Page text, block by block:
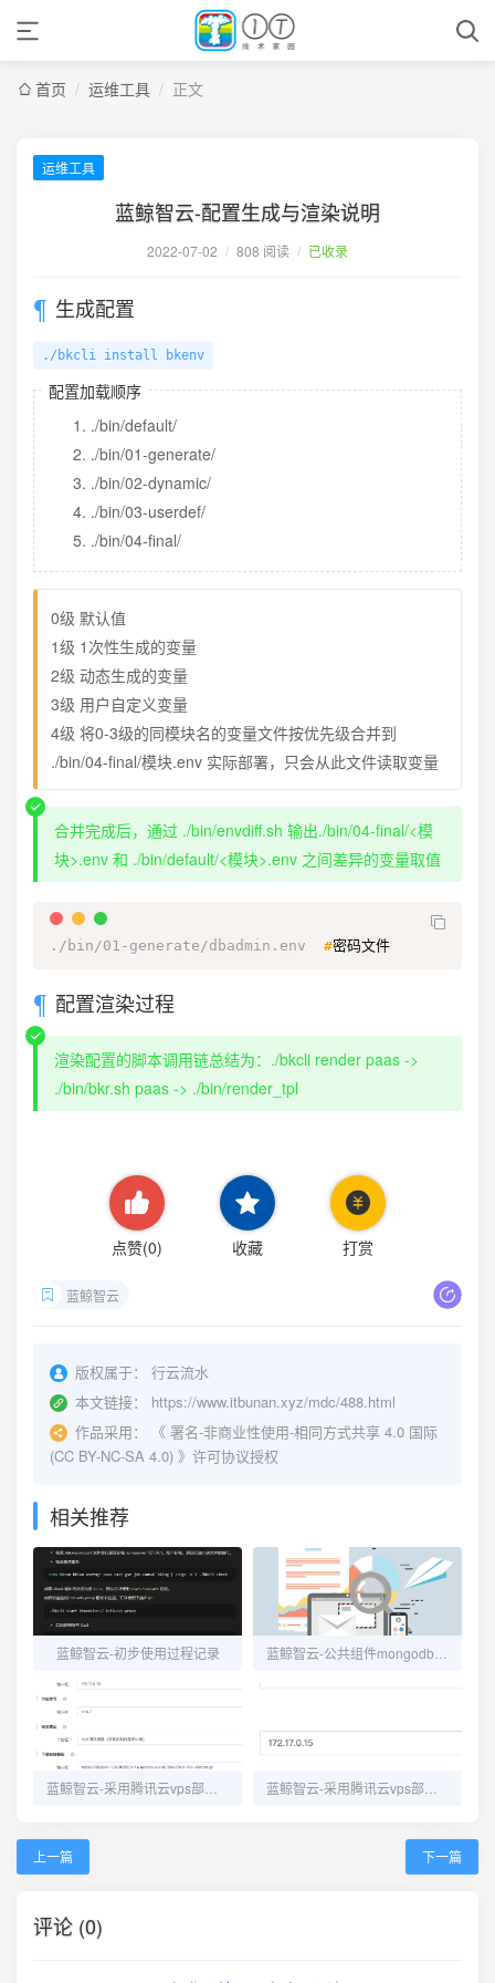
首页 / 运维工具 / 正文
运维工具
蓝鲸智云-配置生成与渲染说明
2022-07-02 / 808 阅读 / 已收录
生成配置
./bkcli install bkenv
配置加载顺序
./bin/default/
./bin/01-generate/
./bin/02-dynamic/
./bin/03-userdef/
./bin/04-final/
0级 默认值
1级 1次性生成的变量
2级 动态生成的变量
3级 用户自定义变量
4级 将0-3级的同模块名的变量文件按优先级合并到
./bin/04-final/模块.env 实际部署，只会从此文件读取变量
合并完成后，通过 ./bin/envdiff.sh 输出./bin/04-final/<模
块>.env 和 ./bin/default/<模块>.env 之间差异的变量取值
./bin/01-generate/dbadmin.env #密码文件
配置渲染过程
渲染配置的脚本调用链总结为：./bkcli render paas ->
./bin/bkr.sh paas -> ./bin/render_tpl
点赞(0) 收藏 打赏
蓝鲸智云
版权属于：
行云流水
本文链接：
https://www.itbunan.xyz/mdc/488.html
作品采用：
《 署名-非商业性使用-相同方式共享 4.0 国际
(CC BY-NC-SA 4.0) 》许可协议授权
相关推荐
蓝鲸智云-初步使用过程记录
上一篇 下一篇
评论 (0)